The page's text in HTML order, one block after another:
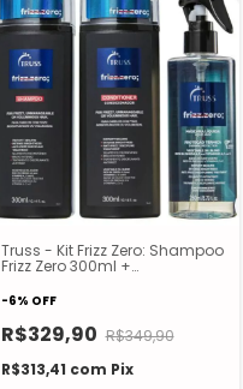
Truss - Kit Frizz Zero: Shampoo
Frizz Zero 300ml +
Frizz Zero 260ml
-6% OFF
R$329,90 R$349,90
R$313,41 com Pix